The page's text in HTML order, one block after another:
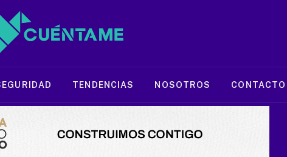
TENDENCIAS NOSOTROS CONTACTO